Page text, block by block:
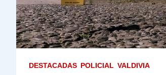
DESTACADAS POLICIAL VALDIVIA